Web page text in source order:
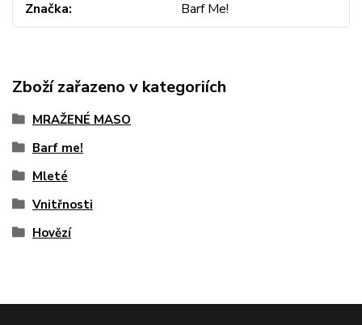
Značka
Barf Me!
Zboží zařazeno v kategoriích
MRAŽENÉ MASO
Barf me!
Mleté
Vnitřnosti
Hovězí